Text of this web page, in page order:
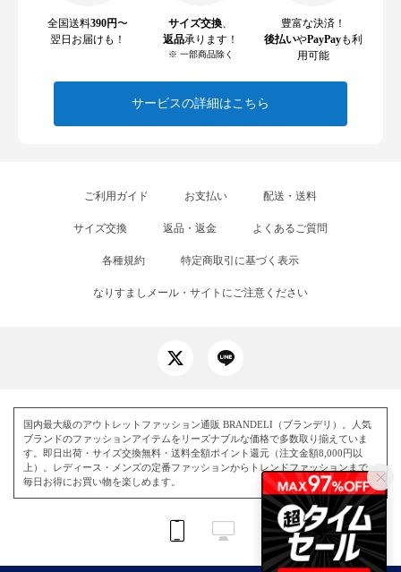
全国送料390円〜
翌日お届けも！
サイズ交換
返品承ります！
※ 一部商品除く
豊富な決済！
後払いやPayPayも利
用可能
サービスの詳細はこちら
ご利用ガイド お支払い 配送・送料
サイズ交換 返品・返金 よくあるご質問
各種規約 特定商取引に基づく表示
なりすましメール・サイトにご注意ください
国内最大級のアウトレットファッション通販 BRANDELI（ブランデリ）。人気
ブランドのファッションアイテムをリーズナブルな価格で多数取り揃えていま
す。即日出荷・サイズ交換無料・送料全額ポイント還元（注文金額8,000円以
上）。レディース・メンズの定番ファッションからトレンドファッションまで、
毎日お得にお買い物を楽しめます。